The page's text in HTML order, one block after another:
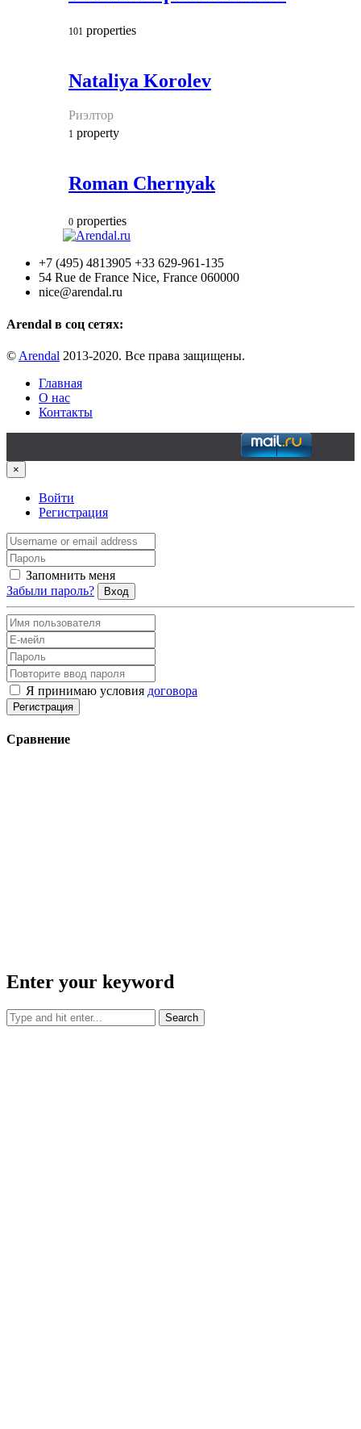
101 properties
Nataliya Korolev
Риэлтор
1 property
Roman Chernyak
0 properties
+7 (495) 4813905 +33 629-961-135
54 Rue de France Nice, France 060000
nice@arendal.ru
Arendal в соц сетях:
© Arendal 2013-2020. Все права защищены.
Главная
О нас
Контакты
×
Войти
Регистрация
Запомнить меня
Забыли пароль?
Вход
Я принимаю условия договора
Регистрация
Сравнение
Enter your keyword
Search